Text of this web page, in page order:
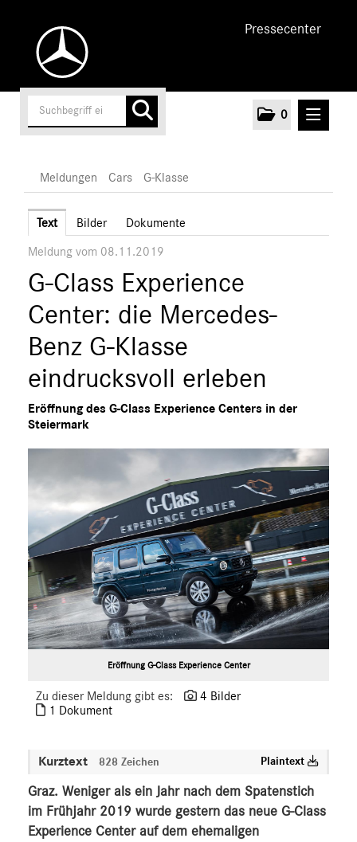
Pressecenter
0
Unternehmen
Cars
AMG
Maybach
Mercedes-Benz
smart
ÜBER UNS
ANSPRECHPARTNER
Meldungen Cars G-Klasse
Text Bilder Dokumente
Meldung vom 08.11.2019
G-Class Experience
Center: die Mercedes-
Benz G-Klasse
eindrucksvoll erleben
Eröffnung des G-Class Experience Centers in der
Steiermark
Eröffnung G-Class Experience Center
Zu dieser Meldung gibt es:
4 Bilder
1 Dokument
Kurztext 828 Zeichen Plaintext
Graz. Weniger als ein Jahr nach dem Spatenstich
im Frühjahr 2019 wurde gestern das neue G-Class
Experience Center auf dem ehemaligen